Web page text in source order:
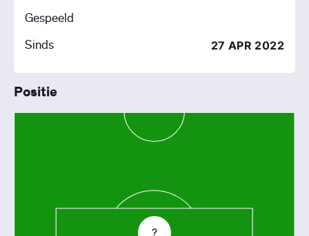
Gespeeld
Sinds
27 APR 2022
Positie
?